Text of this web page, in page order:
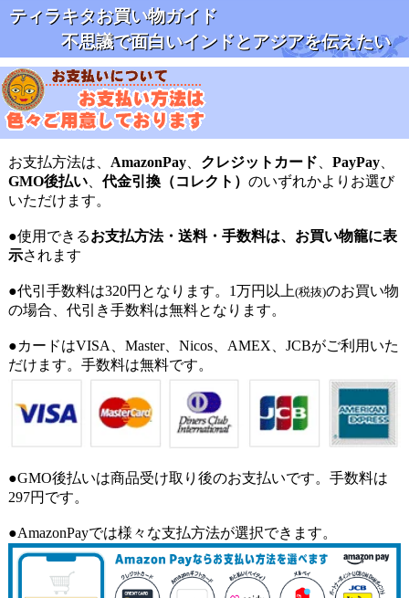
ティラキタお買い物ガイド
不思議で面白いインドとアジアを伝えたい
お支払方法は、 AmazonPay、 クレジットカード PayPay、
GMO後払い、代金引換（コレクト） のいずれかよりお選び
いただけます。
●使用できるお支払方法・送料・手数料は、お買い物籠に表
示されます
●代引手数料は320円となります。1万円以上(税抜)のお買い物
の場合、代引き手数料は無料となります。
●カードはVISA、Master、Nicos、AMEX、JCBがご利用いた
だけます。手数料は無料です。
●GMO後払いは商品受け取り後のお支払いです。手数料は
297円です。
●AmazonPayでは様々な支払方法が選択できます。